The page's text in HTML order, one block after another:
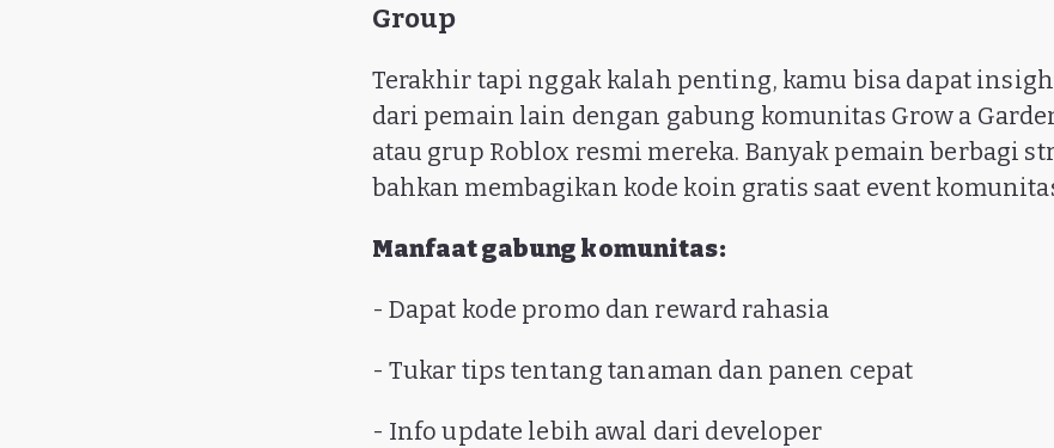
Group
Terakhir tapi nggak kalah penting, kamu bisa dapat
dari pemain lain dengan gabung komunitas Grow a
atau grup Roblox resmi mereka. Banyak pemain berbagi
bahkan membagikan kode koin gratis saat event
Manfaat gabung komunitas:
- Dapat kode promo dan reward rahasia
- Tukar tips tentang tanaman dan panen cepat
- Info update lebih awal dari developer